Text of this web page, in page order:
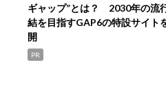
ギャップ”とは？ 2030年の流
結を目指すGAP6の特設サイト
開
PR